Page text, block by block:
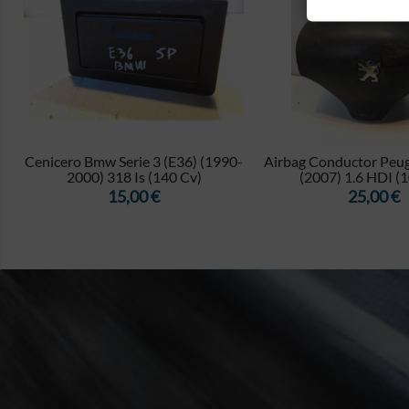
Cenicero Bmw Serie 3 (E36) (1990-
2000) 318 Is (140 Cv)
Precio
15,00 €

Airbag Conductor
(2007) 1.6 HDI
Precio
25,00 €